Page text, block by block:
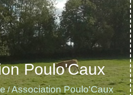
Poulo'Caux
/Association Poulo'Caux